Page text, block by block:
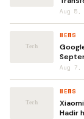
Aug 5,
NEWS
Aug 7,
NEWS
Hadir